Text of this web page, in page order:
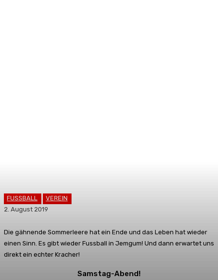
FUSSBALL
VEREIN
2. August 2019
Die gähnende Sommerleere hat ein Ende und das Leben hat wieder
einen Sinn. Es gibt wieder Fussball in Jemgum! Und dann erwartet uns
direkt ein echter Kracher!
Samstag-Abend!